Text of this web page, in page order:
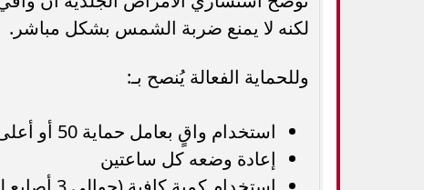
لكنه لا يمنع ضربة الشمس بشكل مباشر.
وللحماية الفعالة يُنصح بـ:
استخدام واقٍ بعامل حماية 50 أو أعلى
إعادة وضعه كل ساعتين